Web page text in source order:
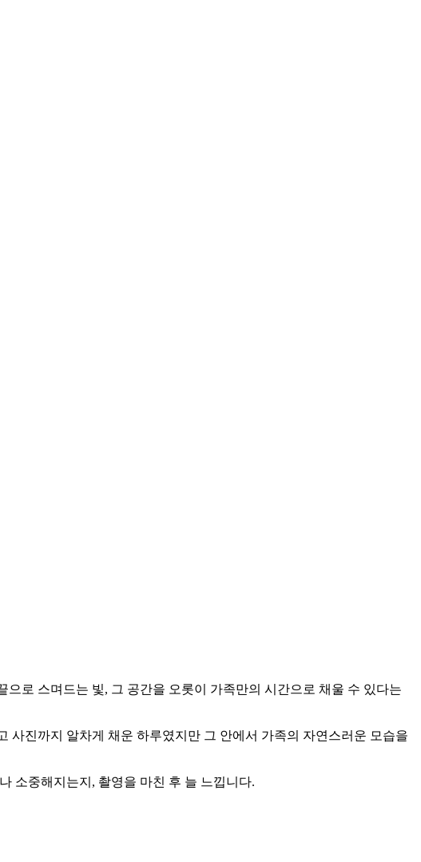
로 스며드는 빛, 그 공간을 오롯이 가족만의 시간으로 채울 수 있다는
사진까지 알차게 채운 하루였지만 그 안에서 가족의 자연스러운 모습을
소중해지는지, 촬영을 마친 후 늘 느낍니다.